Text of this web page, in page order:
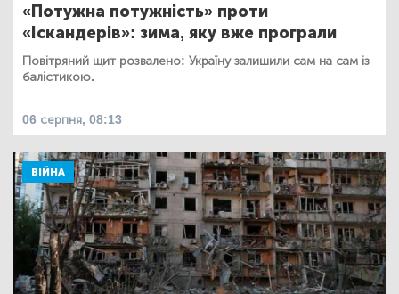
«Потужна потужність» проти
«Іскандерів»: зима, яку вже програли
Повітряний щит розвалено: Україну залишили сам на сам із
балістикою.
06 серпня, 08:13
ВІЙНА